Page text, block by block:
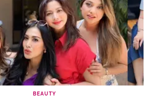
BEAUTY